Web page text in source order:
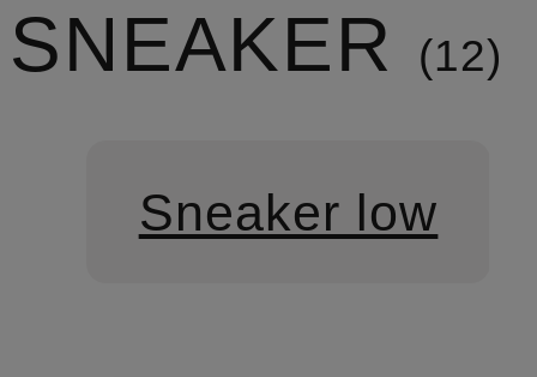
SNEAKER
12
Sneaker low